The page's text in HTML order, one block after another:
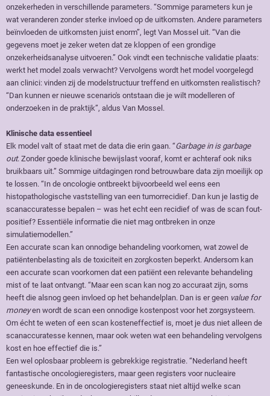
onzekerheden in verschillende parameters. “Sommige parameters kun je
wat veranderen zonder sterke invloed op de uitkomsten. Andere parameters
beïnvloeden de uitkomsten juist enorm”, legt Van Mossel uit. “Van die
gegevens moet je zeker weten dat ze kloppen of een grondige
onzekerheidsanalyse uitvoeren.” Ook vindt een technische validatie plaats:
werkt het model zoals verwacht? Vervolgens wordt het model voorgelegd
aan clinici: vinden zij de modelstructuur treffend en uitkomsten realistisch?
“Dan kunnen er nieuwe scenario's ontstaan die je wilt modelleren of
onderzoeken in de praktijk”, aldus Van Mossel.
Klinische data essentieel
Elk model valt of staat met de data die erin gaan. “Garbage in is garbage
out. Zonder goede klinische bewijslast vooraf, komt er achteraf ook niks
bruikbaars uit.” Sommige uitdagingen rond betrouwbare data zijn moeilijk op
te lossen. “In de oncologie ontbreekt bijvoorbeeld wel eens een
histopathologische vaststelling van een tumorrecidief. Dan kun je lastig de
scanaccuratesse bepalen – was het echt een recidief of was de scan fout-
positief? Essentiële informatie die niet mag ontbreken in onze
simulatiemodellen.”
Een accurate scan kan onnodige behandeling voorkomen, wat zowel de
patiëntenbelasting als de toxiciteit en zorgkosten beperkt. Andersom kan
een accurate scan voorkomen dat een patiënt een relevante behandeling
mist of te laat ontvangt. “Maar een scan kan nog zo accuraat zijn, soms
heeft die alsnog geen invloed op het behandelplan. Dan is er geen value for
moneyen wordt de scan een onnodige kostenpost voor het zorgsysteem.
Om écht te weten of een scan kosteneffectief is, moet je dus niet alleen de
scanaccuratesse kennen, maar ook weten wat een behandeling vervolgens
kost en hoe effectief die is.”
Een wel oplosbaar probleem is gebrekkige registratie. “Nederland heeft
fantastische oncologieregisters, maar geen registers voor nucleaire
geneeskunde. En in de oncologieregisters staat niet altijd welke scan